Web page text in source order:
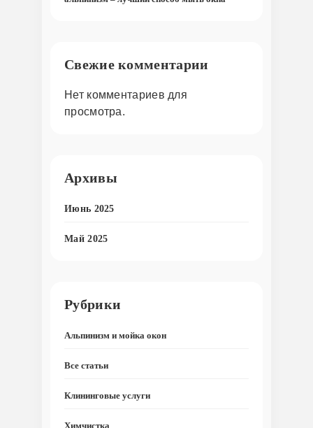
Свежие комментарии
Нет комментариев для
просмотра.
Архивы
Июнь 2025
Май 2025
Рубрики
Альпинизм и мойка окон
Все статьи
Клининговые услуги
Химчистка